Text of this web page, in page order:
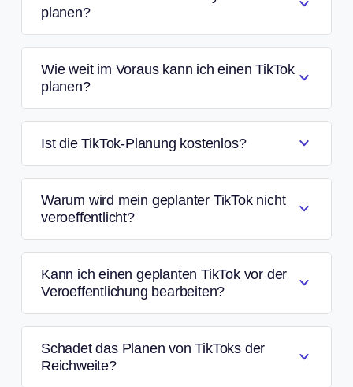
planen?
Wie weit im Voraus kann ich einen TikTok
planen?
Ist die TikTok-Planung kostenlos?
Warum wird mein geplanter TikTok nicht
veroeffentlicht?
Kann ich einen geplanten TikTok vor der
Veroeffentlichung bearbeiten?
Schadet das Planen von TikToks der
Reichweite?